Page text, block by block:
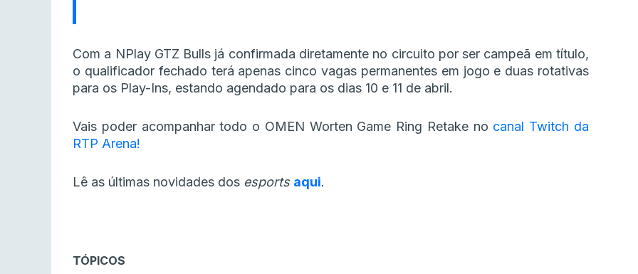
Com a NPlay GTZ Bulls já confirmada diretamente no circuito por ser campeã em título,
o qualificador fechado terá apenas cinco vagas permanentes em jogo e duas rotativas
para os Play-Ins, estando agendado para os dias 10 e 11 de abril.
Vais poder acompanhar todo o OMEN Worten Game Ring Retake no canal Twitch da
RTP Arena!
Lê as últimas novidades dos esports aqui.
TÓPICOS